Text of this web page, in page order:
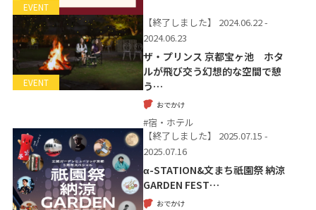
EVENT
EVENT
【終了しました】
2024.06.22 -
2024.06.23
ザ・プリンス 京都宝ヶ池 ホタ
ルが飛び交う幻想的な空間で憩
う…
おでかけ
#宿・ホテル
【終了しました】
2025.07.15 -
2025.07.16
α-STATION&文まち祇園祭 納涼
GARDEN FEST…
おでかけ